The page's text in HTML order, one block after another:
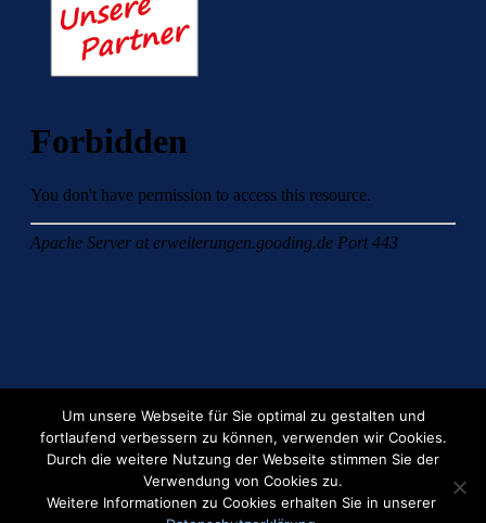
Um unsere Webseite für Sie optimal zu gestalten und
fortlaufend verbessern zu können, verwenden wir Cookies.
Durch die weitere Nutzung der Webseite stimmen Sie der
Verwendung von Cookies zu.
Weitere Informationen zu Cookies erhalten Sie in unserer